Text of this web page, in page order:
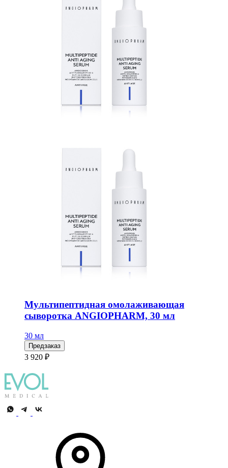
Мультипептидная омолаживающая
сыворотка ANGIOPHARM, 30 мл
30 мл
Предзаказ
3 920 ₽